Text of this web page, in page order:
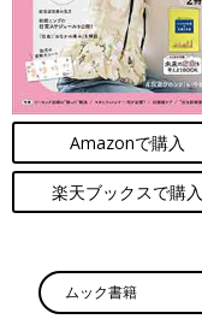
Amazonで購入
楽天ブックスで購入
ムック書籍